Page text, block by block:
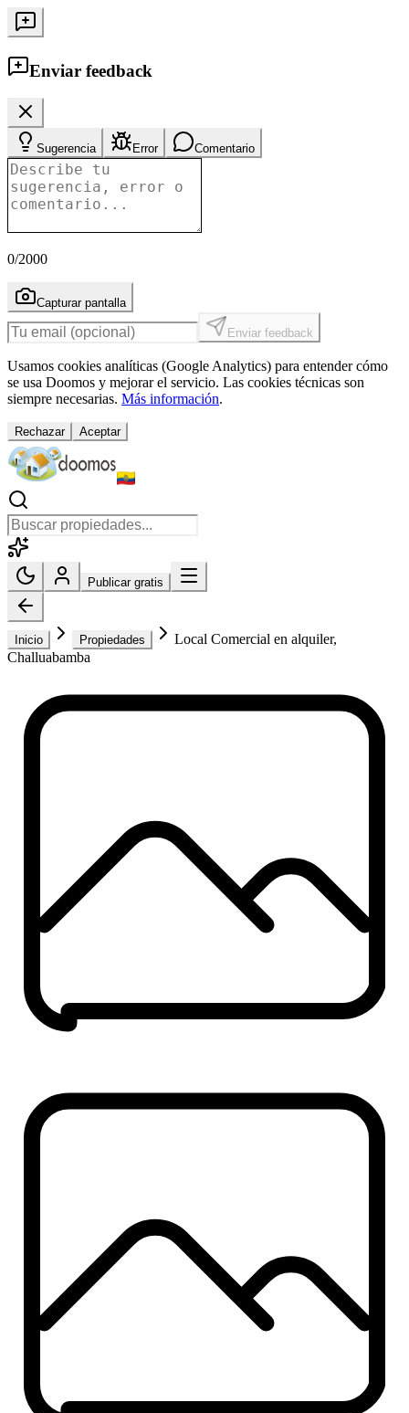
Enviar feedback
Sugerencia Error Comentario
0/2000
Capturar pantalla
Enviar feedback
Usamos cookies analíticas (Google Analytics) para entender cómo
se usa Doomos y mejorar el servicio. Las cookies técnicas son
siempre necesarias. Más información.
Rechazar Aceptar
Publicar gratis
Inicio Propiedades
Local Comercial en alquiler,
Challuabamba